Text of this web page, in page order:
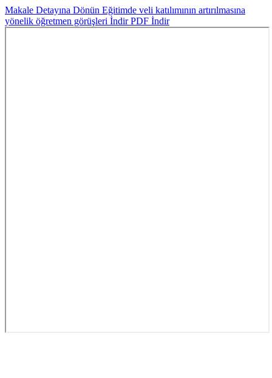
Makale Detayına Dönün Eğitimde veli katılımının artırılmasına
yönelik öğretmen görüşleri İndirPDF İndir